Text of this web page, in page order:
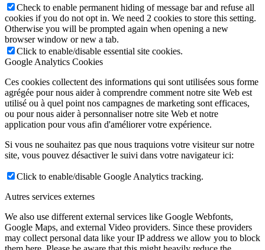
Check to enable permanent hiding of message bar and refuse all
cookies if you do not opt in. We need 2 cookies to store this setting.
Otherwise you will be prompted again when opening a new
browser window or new a tab.
Click to enable/disable essential site cookies.
Google Analytics Cookies
Ces cookies collectent des informations qui sont utilisées sous forme
agrégée pour nous aider à comprendre comment notre site Web est
utilisé ou à quel point nos campagnes de marketing sont efficaces,
ou pour nous aider à personnaliser notre site Web et notre
application pour vous afin d'améliorer votre expérience.
Si vous ne souhaitez pas que nous traquions votre visiteur sur notre
site, vous pouvez désactiver le suivi dans votre navigateur ici:
Click to enable/disable Google Analytics tracking.
Autres services externes
We also use different external services like Google Webfonts,
Google Maps, and external Video providers. Since these providers
may collect personal data like your IP address we allow you to block